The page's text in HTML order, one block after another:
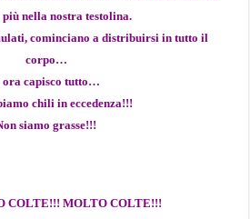
più nella nostra testolina.
cominciano a distribuirsi in tutto il
corpo…
ora capisco tutto…
chili in eccedenza!!!
siamo grasse!!!
COLTE!!! MOLTO COLTE!!!